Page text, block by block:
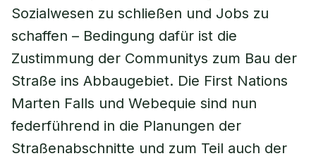
Sozialwesen zu schließen und Jobs zu
schaffen – Bedingung dafür ist die
Zustimmung der Communitys zum Bau der
Straße ins Abbaugebiet. Die First Nations
Marten Falls und Webequie sind nun
federführend in die Planungen der
Straßenabschnitte und zum Teil auch der